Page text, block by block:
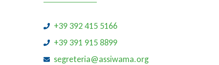
+39 392 415 5166
+39 391 915 8899
segreteria@assiwama.org